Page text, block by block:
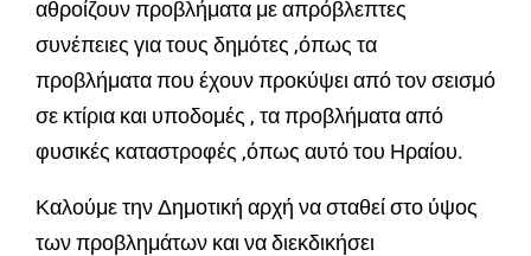
αθροίζουν προβλήματα με απρόβλεπτες
συνέπειες για τους δημότες ,όπως τα
προβλήματα που έχουν προκύψει από τον σεισμό
σε κτίρια και υποδομές , τα προβλήματα από
φυσικές καταστροφές ,όπως αυτό του Ηραίου.
Καλούμε την Δημοτική αρχή να σταθεί στο ύψος
των προβλημάτων και να διεκδικήσει